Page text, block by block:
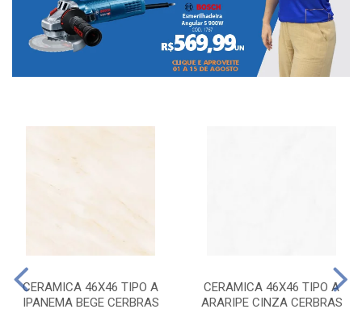
CERAMICA 46X46 TIPO A
IPANEMA BEGE CERBRAS
CERAMICA 46X46 TIPO A
ARARIPE CINZA CERBRAS